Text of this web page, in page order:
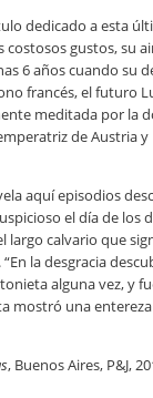
dedicado a esta
gustos, su
6 años cuando su
francés, el futuro
meditada por la
de Austria y
aquí episodios
el día de los
largo calvario que
la desgracia
alguna vez, y
mostró una
, Buenos Aires, P&J,